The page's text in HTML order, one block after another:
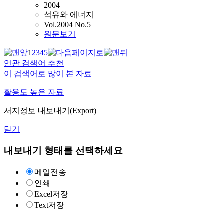
2004
석유와 에너지
Vol.2004 No.5
원문보기
12345
연관 검색어 추천
이 검색어로 많이 본 자료
활용도 높은 자료
서지정보 내보내기(Export)
닫기
내보내기 형태를 선택하세요
메일전송
인쇄
Excel저장
Text저장